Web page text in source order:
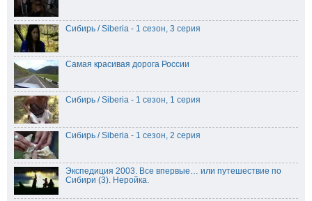
Сибирь / Siberia - 1 сезон, 3 серия
Самая красивая дорога России
Сибирь / Siberia - 1 сезон, 1 серия
Сибирь / Siberia - 1 сезон, 2 серия
Экспедиция 2003. Все впервые… или путешествие по
Сибири (3). Неройка.